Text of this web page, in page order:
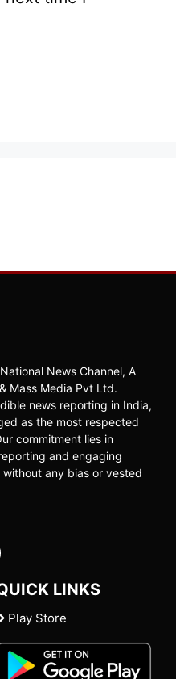
News Channel, A
Mass Media Pvt Ltd.
news reporting in India,
as the most respected
commitment lies in
and engaging
any bias or vested
LINKS
Play Store